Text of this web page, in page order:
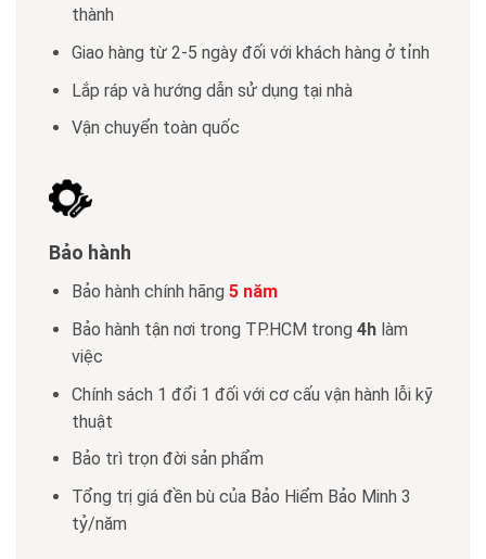
thành
Giao hàng từ 2-5 ngày đối với khách hàng ở tỉnh
Lắp ráp và hướng dẫn sử dụng tại nhà
Vận chuyển toàn quốc
Bảo hành
Bảo hành chính hãng 5 năm
Bảo hành tận nơi trong TP.HCM trong 4h làm
việc
Chính sách 1 đổi 1 đối với cơ cấu vận hành lỗi kỹ
thuật
Bảo trì trọn đời sản phẩm
Tổng trị giá đền bù của Bảo Hiểm Bảo Minh 3
tỷ/năm